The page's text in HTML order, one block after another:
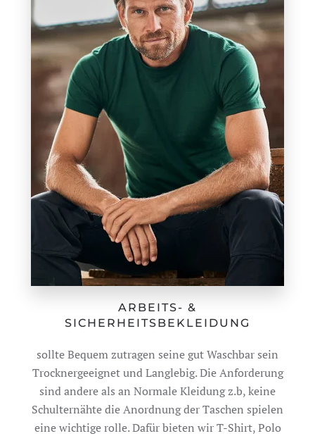
ARBEITS- &
SICHERHEITSBEKLEIDUNG
sollte Bequem zutragen seine gut Waschbar sein
Trocknergeeignet und Langlebig. Die Anforderung
sind andere als an Normale Kleidung z.b, keine
Schulternähte die Anordnung der Taschen spielen
eine wichtige rolle. Dafür bieten wir T-Shirt, Polo